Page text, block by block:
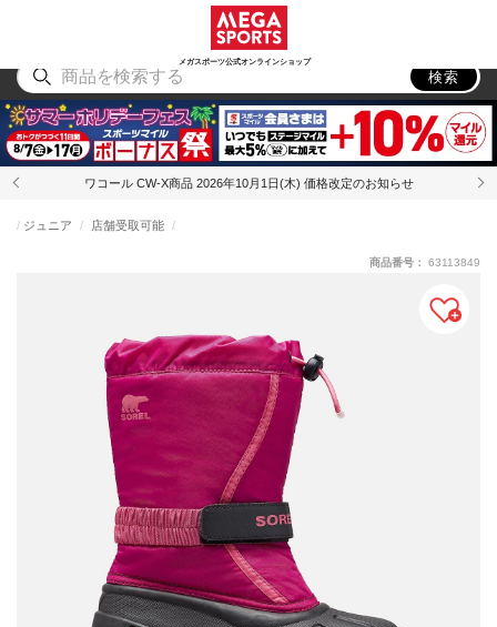
メガスポーツ公式オンラインショップ
アウトドア
検索
ワコール CW-X商品 2026年10月1日(木) 価格改定のお知らせ
ジュニア 店舗受取可能
商品番号： 63113849